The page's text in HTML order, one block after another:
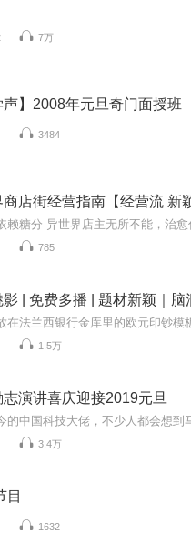
7万
声】2008年元旦奇门面授班
3484
785
影 | 免费多播 | 题材新颖｜脑
1.5万
演讲喜庆迎接2019元旦
3.4万
目
1632